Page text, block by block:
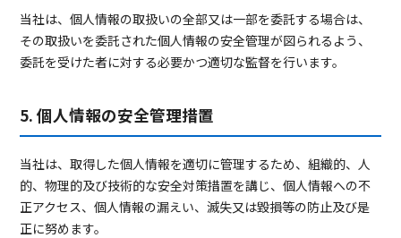
当社は、個人情報の取扱いの全部又は一部を委託する場合は、
その取扱いを委託された個人情報の安全管理が図られるよう、
委託を受けた者に対する必要かつ適切な監督を行います。
5. 個人情報の安全管理措置
当社は、取得した個人情報を適切に管理するため、組織的、人
的、物理的及び技術的な安全対策措置を講じ、個人情報への不
正アクセス、個人情報の漏えい、滅失又は毀損等の防止及び是
正に努めます。